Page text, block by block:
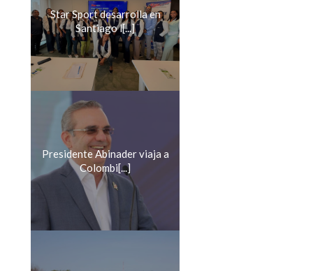
Star Sport desarrolla en
Santiago l[...]
Presidente Abinader viaja a
Colombi[...]